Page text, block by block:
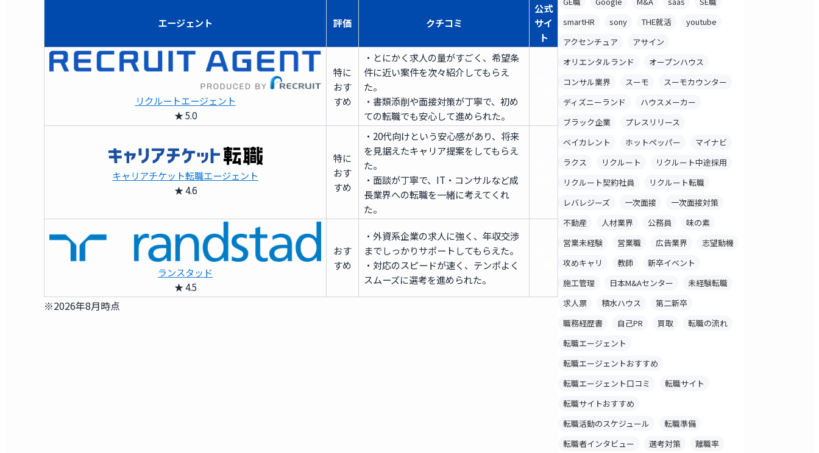
エージェント 評価 クチコミ
公式
サイ
ト
リクルートエージェント
★ 5.0
特に
おす
すめ
・とにかく求人の量がすごく、希望条
件に近い案件を次々紹介してもらえ
た。
・書類添削や面接対策が丁寧で、初め
ての転職でも安心して進められた。
キャリアチケット転職エージェント
★ 4.6
特に
おす
すめ
・20代向けという安心感があり、将来
を見据えたキャリア提案をしてもらえ
た。
・面談が丁寧で、IT・コンサルなど成
長業界への転職を一緒に考えてくれ
た。
ランスタッド
★ 4.5
おす
すめ
・外資系企業の求人に強く、年収交渉
までしっかりサポートしてもらえた。
・対応のスピードが速く、テンポよく
スムーズに選考を進められた。
※2026年8月時点
smartHR
sony THE就活
youtube
アクセンチュア
アサイン
オリエンタルランド
オープンハウス
コンサル業界
スーモ
スーモカウンター
ディズニーランド
ハウスメーカー
ブラック企業
プレスリリース
ベイカレント
ホットペッパー
マイナビ
ラクス
リクルート
リクルート中途採用
リクルート契約社員
リクルート転職
レバレジーズ
一次面接
一次面接対策
不動産
人材業界 公務員
味の素
営業未経験
営業職 広告業界
志望動機
攻めキャリ
教師
新卒イベント
施工管理
日本M&Aセンター
未経験転職
求人票
積水ハウス
第二新卒
職務経歴書
自己PR 買取
転職の流れ
転職エージェント
転職エージェントおすすめ
転職エージェント口コミ
転職サイト
転職サイトおすすめ
転職活動のスケジュール
転職準備
転職者インタビュー
選考対策 離職率